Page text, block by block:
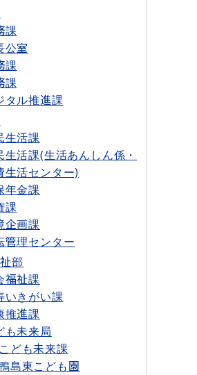
課
公室
課
課
タル推進課
生活課
生活課(生活あんしん係・
生活センター)
年金課
課
企画課
管理センター
部
福祉課
いきがい課
推進課
も未来局
こども未来課
島東こども園